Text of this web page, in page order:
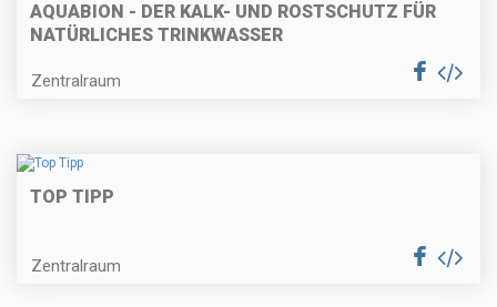
AQUABION - DER KALK- UND ROSTSCHUTZ FÜR
NATÜRLICHES TRINKWASSER
Zentralraum
TOP TIPP
Zentralraum